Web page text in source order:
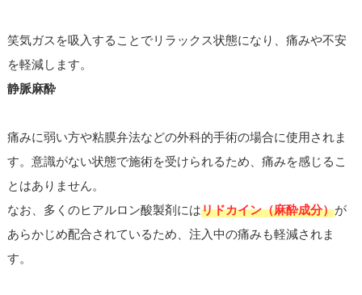
笑気ガスを吸入することでリラックス状態になり、痛みや不安
を軽減します。
静脈麻酔
痛みに弱い方や粘膜弁法などの外科的手術の場合に使用されま
す。意識がない状態で施術を受けられるため、痛みを感じるこ
とはありません。
なお、多くのヒアルロン酸製剤にはリドカイン（麻酔成分）が
あらかじめ配合されているため、注入中の痛みも軽減されま
す。